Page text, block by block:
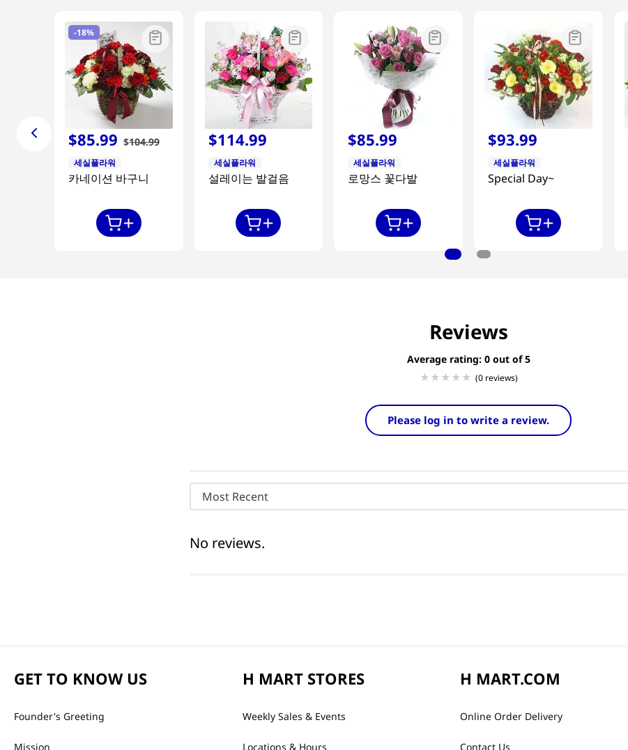
-18%
$85.99 $104.99
세실플라워
카네이션 바구니
$114.99
세실플라워
설레이는 발걸음
$85.99
세실플라워
로망스 꽃다발
$93.99
세실플라워
Special Day~
Reviews
Average rating: 0
(0 reviews)
Please log in to write a review.
Most Recent
No reviews.
GET TO KNOW US
Founder's Greeting
Mission
H MART STORES
Weekly Sales & Events
Locations & Hours
H MART.COM
Online Order Delivery
Contact Us